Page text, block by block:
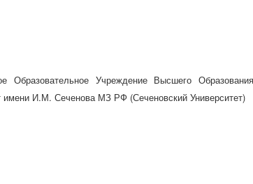
Образовательное Учреждение Высшего
имени И.М. Сеченова МЗ РФ (Сеченовский Университет)